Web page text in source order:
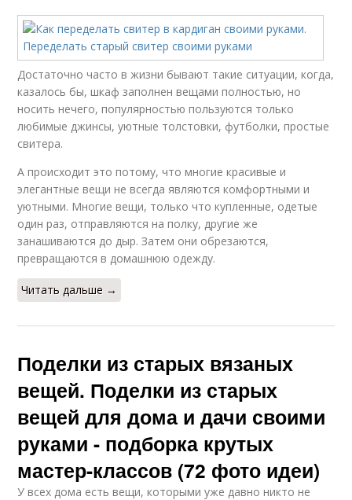
Достаточно часто в жизни бывают такие ситуации, когда,
казалось бы, шкаф заполнен вещами полностью, но
носить нечего, популярностью пользуются только
любимые джинсы, уютные толстовки, футболки, простые
свитера.
А происходит это потому, что многие красивые и
элегантные вещи не всегда являются комфортными и
уютными. Многие вещи, только что купленные, одетые
один раз, отправляются на полку, другие же
занашиваются до дыр. Затем они обрезаются,
превращаются в домашнюю одежду.
Читать дальше →
Поделки из старых вязаных
вещей. Поделки из старых
вещей для дома и дачи своими
руками - подборка крутых
мастер-классов (72 фото идеи)
У всех дома есть вещи, которыми уже давно никто не